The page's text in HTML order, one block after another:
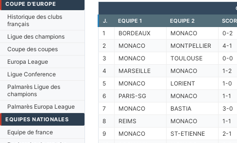
COUPE D'EUROPE
Historique des clubs
français
Ligue des champions
Coupe des coupes
Europa League
Ligue Conference
Palmarès Ligue des
champions
Palmarès Europa League
EQUIPES NATIONALES
Equipe de france
J.
EQUIPE 1 EQUIPE 2
1 BORDEAUX MONACO 0-2
2
MONACO MONTPELLIER 4-1
3
MONACO TOULOUSE 0-0
4
MARSEILLE MONACO 1-2
5
MONACO LORIENT 1-0
6
PARIS-SG MONACO 1-1
7
MONACO BASTIA 3-0
8
REIMS MONACO 1-1
9
MONACO ST-ETIENNE 2-1